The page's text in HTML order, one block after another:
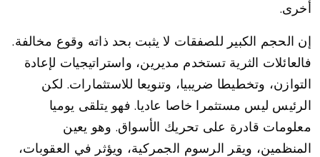
أخرى.
إن الحجم الكبير للصفقات لا يثبت بحد ذاته وقوع مخالفة.
فالعائلات الثرية تستخدم مديرين، واستراتيجيات لإعادة
التوازن، وتخطيطا ضريبيا، وتنويعا للاستثمارات. لكن
الرئيس ليس مستثمرا خاصا عاديا. فهو يتلقى يوميا
معلومات قادرة على تحريك الأسواق. وهو يعين
المنظمين، ويقر الرسوم الجمركية، ويؤثر في العقوبات،